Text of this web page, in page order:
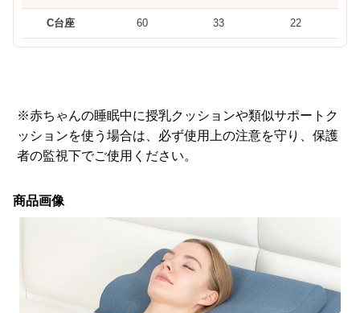
C台座 60 33 22
※赤ちゃんの睡眠中に授乳クッションや類似サポートク
ッションを使う場合は、必ず使用上の注意を守り、保護
者の監視下でご使用ください。
商品画像